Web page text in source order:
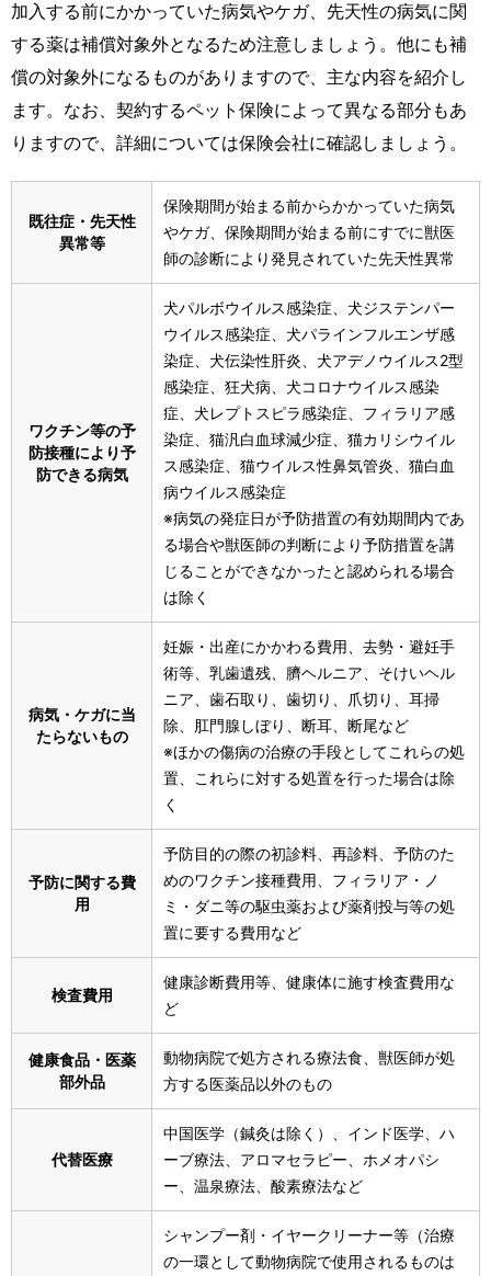
加入する前にかかっていた病気やケガ、先天性の病気に関
する薬は補償対象外となるため注意しましょう。他にも補
償の対象外になるものがありますので、主な内容を紹介し
ます。なお、契約するペット保険によって異なる部分もあ
りますので、詳細については保険会社に確認しましょう。
既往症・先天性
異常等
保険期間が始まる前からかかっていた病気
やケガ、保険期間が始まる前にすでに獣医
師の診断により発見されていた先天性異常
ワクチン等の予
防接種により予
防できる病気
犬パルボウイルス感染症、犬ジステンパー
ウイルス感染症、犬パラインフルエンザ感
染症、犬伝染性肝炎、犬アデノウイルス2型
感染症、狂犬病、犬コロナウイルス感染
症、犬レプトスピラ感染症、フィラリア感
染症、猫汎白血球減少症、猫カリシウイル
ス感染症、猫ウイルス性鼻気管炎、猫白血
病ウイルス感染症
※病気の発症日が予防措置の有効期間内であ
る場合や獣医師の判断により予防措置を講
じることができなかったと認められる場合
は除く
病気・ケガに当
たらないもの
妊娠・出産にかかわる費用、去勢・避妊手
術等、乳歯遺残、臍ヘルニア、そけいヘル
ニア、歯石取り、歯切り、爪切り、耳掃
除、肛門腺しぼり、断耳、断尾など
※ほかの傷病の治療の手段としてこれらの処
置、これらに対する処置を行った場合は除
く
予防に関する費
用
予防目的の際の初診料、再診料、予防のた
めのワクチン接種費用、フィラリア・ノ
ミ・ダニ等の駆虫薬および薬剤投与等の処
置に要する費用など
検査費用
健康診断費用等、健康体に施す検査費用な
ど
健康食品・医薬
部外品
動物病院で処方される療法食、獣医師が処
方する医薬品以外のもの
代替医療
中国医学（鍼灸は除く）、インド医学、ハ
ーブ療法、アロマセラピー、ホメオパシ
ー、温泉療法、酸素療法など
シャンプー剤・イヤークリーナー等（治療
の一環として動物病院で使用されるものは